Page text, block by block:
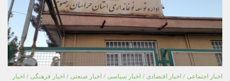
اخبار اجتماعی / اخبار اقتصادی / اخبار سیاسی / اخبار صنعتی / اخبار فرهنگی / اخبار